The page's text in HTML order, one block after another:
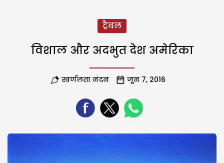
ट्रैवल
विशाल और अदभुत देश अमेरिका
स्वर्णलता नंदन जून 7, 2016